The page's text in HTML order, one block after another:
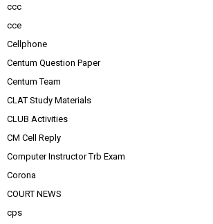
ccc
cce
Cellphone
Centum Question Paper
Centum Team
CLAT Study Materials
CLUB Activities
CM Cell Reply
Computer Instructor Trb Exam
Corona
COURT NEWS
cps